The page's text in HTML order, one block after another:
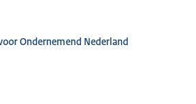
Ondernemend Nederland